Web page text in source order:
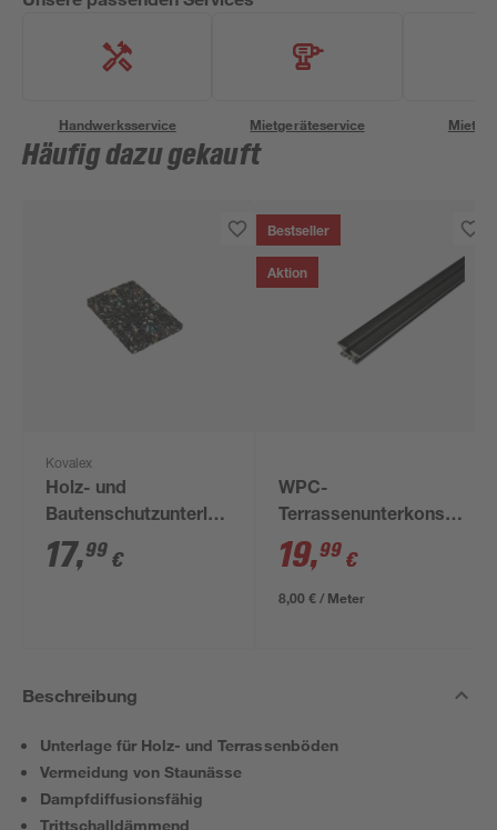
Handwerksservice Mietgeräteservice
Häufig dazu gekauft
Kovalex
Holz- und
Bautenschutzunterlage
90 x 60 x 8 mm, 48er-
Pack
17,99 €
Bestseller
Aktion
WPC-
anthrazit 2500 x 60 x
30 mm
19,99 €
8,00 € / Meter
Beschreibung
Unterlage für Holz- und Terrassenböden
Vermeidung von Staunässe
Dampfdiffusionsfähig
Trittschalldämmend